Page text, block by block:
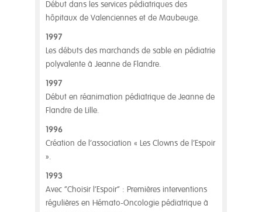
Début dans les services pédiatriques des
hôpitaux de Valenciennes et de Maubeuge.
1997
Les débuts des marchands de sable en pédiatrie
polyvalente à Jeanne de Flandre.
1997
Début en réanimation pédiatrique de Jeanne de
Flandre de Lille.
1996
Création de l’association « Les Clowns de l’Espoir
».
1993
Avec “Choisir l’Espoir” : Premières interventions
régulières en Hémato-Oncologie pédiatrique à